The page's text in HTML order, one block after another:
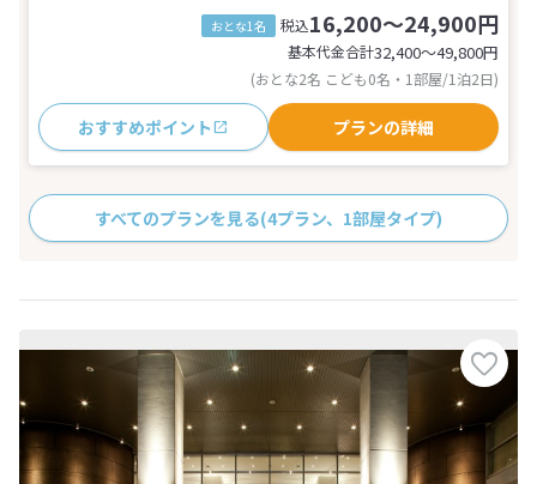
おとな1名 税込16,200～24,900円
基本代金合計32,400〜49,800円
(おとな2名 こども0名・1部屋/1泊2日)
おすすめポイント プランの詳細
すべてのプランを見る(4プラン、1部屋タイプ)